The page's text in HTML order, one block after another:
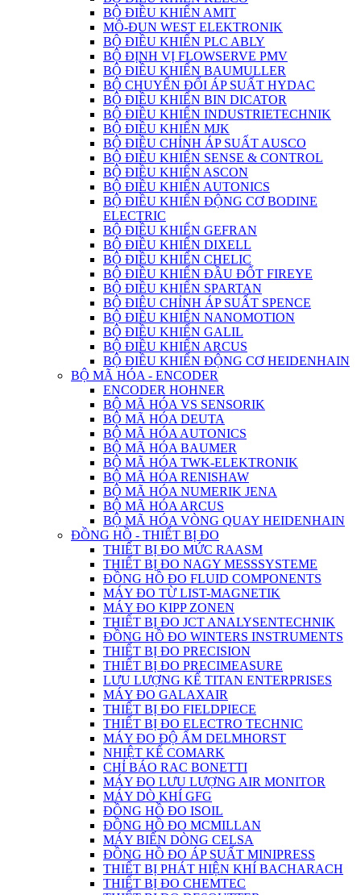
BỘ ĐIỀU KHIỂN AMIT
MÔ-ĐUN WEST ELEKTRONIK
BỘ ĐIỀU KHIỂN PLC ABLY
BỘ ĐỊNH VỊ FLOWSERVE PMV
BỘ ĐIỀU KHIỂN BAUMULLER
BỘ CHUYỂN ĐỔI ÁP SUẤT HYDAC
BỘ ĐIỀU KHIỂN BIN DICATOR
BỘ ĐIỀU KHIỂN INDUSTRIETECHNIK
BỘ ĐIỀU KHIỂN MJK
BỘ ĐIỀU CHỈNH ÁP SUẤT AUSCO
BỘ ĐIỀU KHIỂN SENSE & CONTROL
BỘ ĐIỀU KHIỂN ASCON
BỘ ĐIỀU KHIỂN AUTONICS
BỘ ĐIỀU KHIỂN ĐỘNG CƠ BODINE
ELECTRIC
BỘ ĐIỀU KHIỂN GEFRAN
BỘ ĐIỀU KHIỂN DIXELL
BỘ ĐIỀU KHIỂN CHELIC
BỘ ĐIỀU KHIỂN ĐẦU ĐỐT FIREYE
BỘ ĐIỀU KHIỂN SPARTAN
BỘ ĐIÊU CHỈNH ÁP SUẤT SPENCE
BỘ ĐIỀU KHIỂN NANOMOTION
BỘ ĐIỀU KHIỂN GALIL
BỘ ĐIỀU KHIỂN ARCUS
BỘ ĐIỀU KHIỂN ĐỘNG CƠ HEIDENHAIN
BỘ MÃ HÓA - ENCODER
ENCODER HOHNER
BỘ MÃ HÓA VS SENSORIK
BỘ MÃ HÓA DEUTA
BỘ MÃ HÓA AUTONICS
BỘ MÃ HÓA BAUMER
BỘ MÃ HÓA TWK-ELEKTRONIK
BỘ MÃ HÓA RENISHAW
BỘ MÃ HÓA NUMERIK JENA
BỘ MÃ HÓA ARCUS
BỘ MÃ HÓA VÒNG QUAY HEIDENHAIN
ĐỒNG HỒ - THIẾT BỊ ĐO
THIẾT BỊ ĐO MỨC RAASM
THIẾT BỊ ĐO NAGY MESSSYSTEME
ĐỒNG HỒ ĐO FLUID COMPONENTS
MÁY ĐO TỪ LIST-MAGNETIK
MÁY ĐO KIPP ZONEN
THIẾT BỊ ĐO JCT ANALYSENTECHNIK
ĐỒNG HỒ ĐO WINTERS INSTRUMENTS
THIẾT BỊ ĐO PRECISION
THIẾT BỊ ĐO PRECIMEASURE
LƯU LƯỢNG KẾ TITAN ENTERPRISES
MÁY ĐO GALAXAIR
THIẾT BỊ ĐO FIELDPIECE
THIẾT BỊ ĐO ELECTRO TECHNIC
MÁY ĐO ĐỘ ẨM DELMHORST
NHIỆT KẾ COMARK
CHỈ BÁO RAC BONETTI
MÁY ĐO LƯU LƯỢNG AIR MONITOR
MÁY DÒ KHÍ GFG
ĐỒNG HỒ ĐO ISOIL
ĐỒNG HỒ ĐO MCMILLAN
MÁY BIẾN DÒNG CELSA
ĐỒNG HỒ ĐO ÁP SUẤT MINIPRESS
THIẾT BỊ PHÁT HIỆN KHÍ BACHARACH
THIẾT BỊ ĐO CHEMTEC